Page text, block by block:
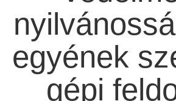
egyének
gépi